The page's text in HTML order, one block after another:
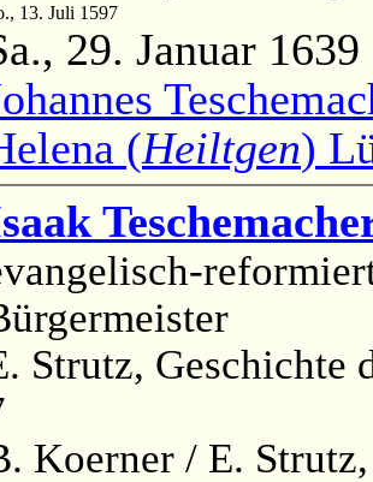
13. Juli 1597
29. Januar 1639
(Heiltgen)
Strutz,
Koerner / E.